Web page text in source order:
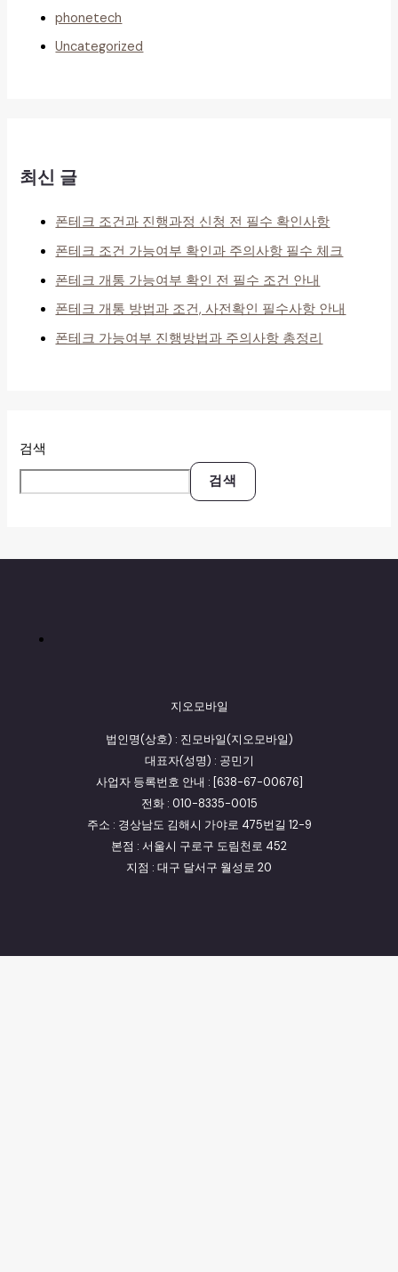
phonetech
Uncategorized
최신 글
폰테크 조건과 진행과정 신청 전 필수 확인사항
폰테크 조건 가능여부 확인과 주의사항 필수 체크
폰테크 개통 가능여부 확인 전 필수 조건 안내
폰테크 개통 방법과 조건, 사전확인 필수사항 안내
폰테크 가능여부 진행방법과 주의사항 총정리
검색
검색
지오모바일
법인명(상호) : 진모바일(지오모바일)
대표자(성명) : 공민기
사업자 등록번호 안내 : [638-67-00676]
전화 : 010-8335-0015
주소 : 경상남도 김해시 가야로 475번길 12-9
본점 : 서울시 구로구 도림천로 452
지점 : 대구 달서구 월성로 20